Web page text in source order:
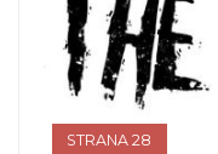
STRANA 28